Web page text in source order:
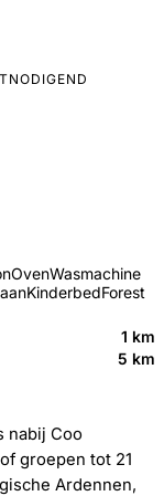
OvenWasmachine
KinderbedForest
1 km
5 km
nabij Coo
groepen tot 21
Ardennen,